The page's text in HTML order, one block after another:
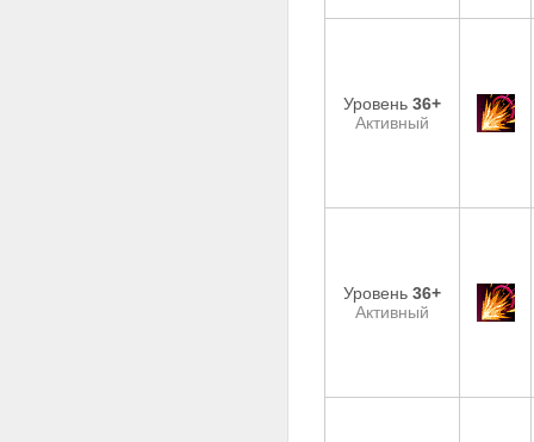
Уровень 36+
Активный
Уровень 36+
Активный